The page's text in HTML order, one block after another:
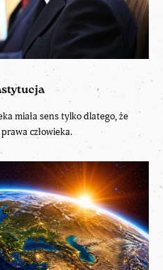
miała sens tylko dlatego, że
człowieka.